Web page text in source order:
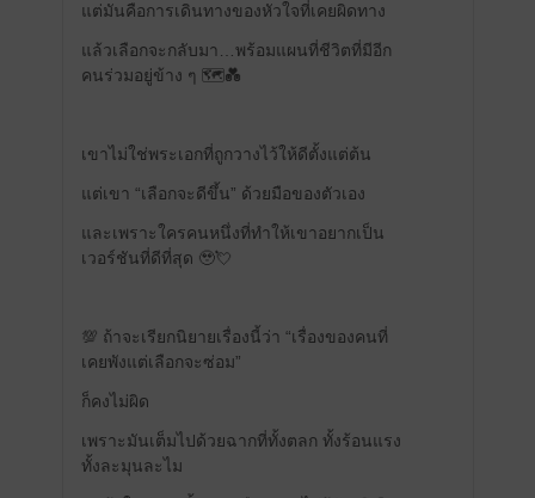
แต่มันคือการเดินทางของหัวใจที่เคยผิดทาง
แล้วเลือกจะกลับมา…พร้อมแผนที่ชีวิตที่มีอีก
คนร่วมอยู่ข้าง ๆ 🗺️💑
เขาไม่ใช่พระเอกที่ถูกวางไว้ให้ดีตั้งแต่ต้น
แต่เขา “เลือกจะดีขึ้น” ด้วยมือของตัวเอง
และเพราะใครคนหนึ่งที่ทำให้เขาอยากเป็น
เวอร์ชันที่ดีที่สุด 🥹💘
💯 ถ้าจะเรียกนิยายเรื่องนี้ว่า “เรื่องของคนที่
เคยพังแต่เลือกจะซ่อม”
ก็คงไม่ผิด
เพราะมันเต็มไปด้วยฉากที่ทั้งตลก ทั้งร้อนแรง
ทั้งละมุนละไม